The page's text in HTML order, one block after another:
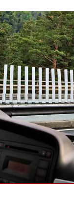
等級
板電腦
持行動電腦
More